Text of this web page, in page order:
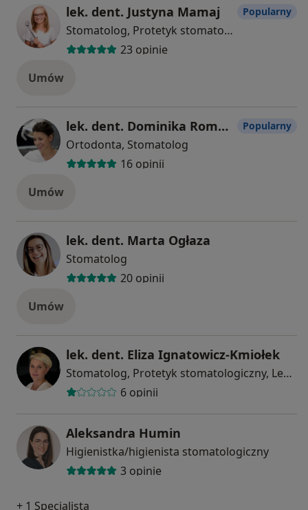
lek. dent. Justyna Mamaj
Stomatolog, Protetyk stomatologiczny
23 opinie
Popularny
Umów
lek. dent. Dominika Romanik
Ortodonta, Stomatolog
16 opinii
Popularny
Umów
lek. dent. Marta Ogłaza
Stomatolog
20 opinii
Umów
lek. dent. Eliza Ignatowicz-Kmiołek
Stomatolog, Protetyk stomatologiczny, Lekarz wykonujący zabiegi medycyny estetycznej
6 opinii
Aleksandra Humin
Higienistka/higienista stomatologiczny
3 opinie
+ 1 Specjalista